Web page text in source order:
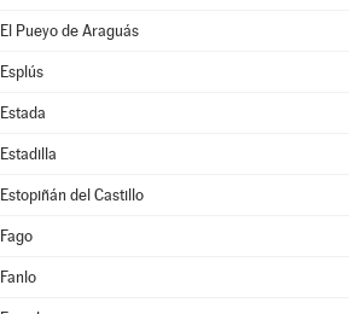
El Pueyo de Araguás
Esplús
Estada
Estadilla
Estopiñán del Castillo
Fago
Fanlo